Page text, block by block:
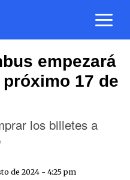
empezará
17 de
los billetes a
de 2024 - 4:25 pm